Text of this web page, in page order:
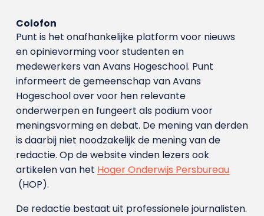
Colofon
Punt is het onafhankelijke platform voor nieuws
en opinievorming voor studenten en
medewerkers van Avans Hoge­school. Punt
informeert de gemeenschap van Avans
Hogeschool over voor hen relevante
onderwerpen en fungeert als podium voor
meningsvorming en debat. De mening van derden
is daarbij niet noodzakelijk de mening van de
redactie. Op de website vinden lezers ook
artikelen van het Hoger Onderwijs Persbureau
(HOP).
De redactie bestaat uit professionele journalisten.